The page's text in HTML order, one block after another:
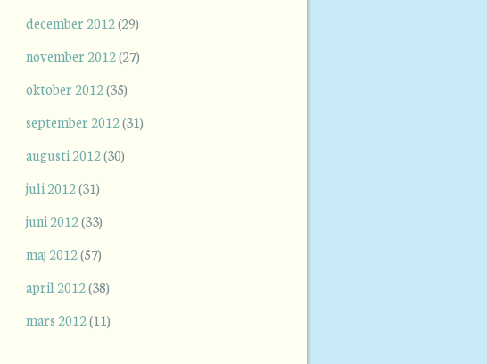
december 2012(29)
november 2012(27)
oktober 2012(35)
september 2012(31)
augusti 2012(30)
juli 2012(31)
juni 2012(33)
maj 2012(57)
april 2012(38)
mars 2012(11)